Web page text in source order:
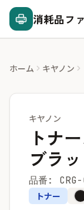
消耗品フ
ホーム キヤノン
キヤノン
トナ
ブラ
品番: CRG-
トナー